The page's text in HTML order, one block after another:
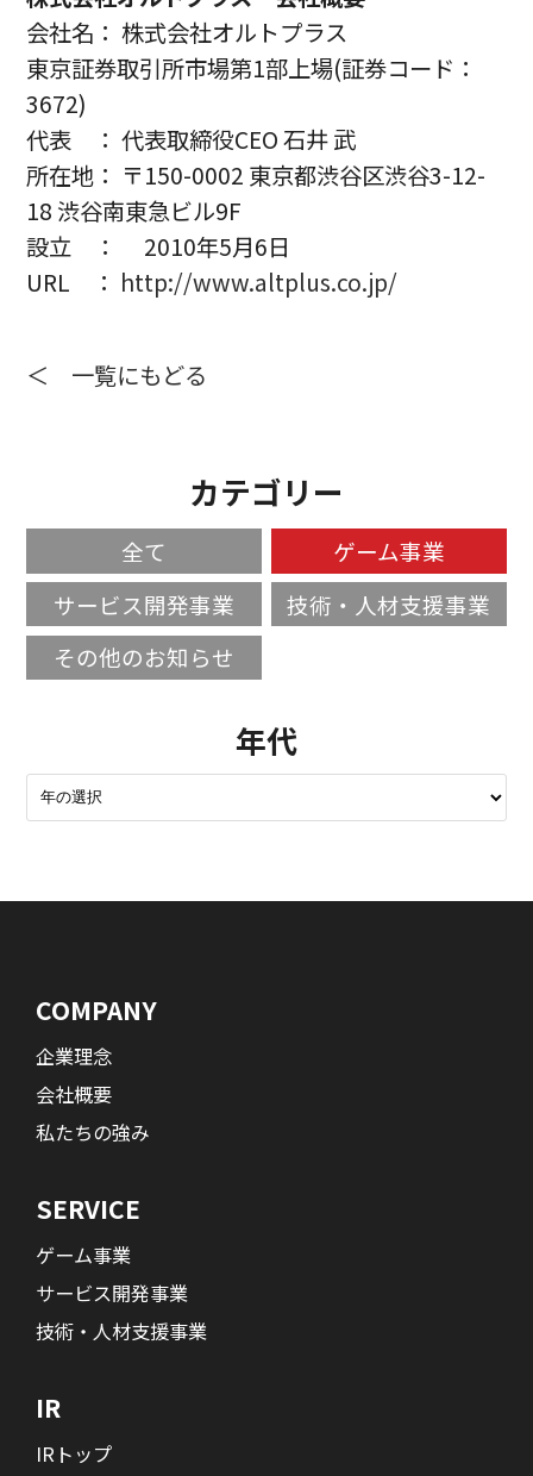
会社名： 株式会社オルトプラス
東京証券取引所市場第1部上場(証券コード：
3672)
代表 ： 代表取締役CEO 石井 武
所在地： 〒150-0002 東京都渋谷区渋谷3-12-
18 渋谷南東急ビル9F
設立 ： 2010年5月6日
URL ： http://www.altplus.co.jp/
＜ 一覧にもどる
カテゴリー
全て
ゲーム事業
サービス開発事業
技術・人材支援事業
その他のお知らせ
年代
COMPANY
企業理念
会社概要
私たちの強み
SERVICE
ゲーム事業
サービス開発事業
技術・人材支援事業
IR
IRトップ